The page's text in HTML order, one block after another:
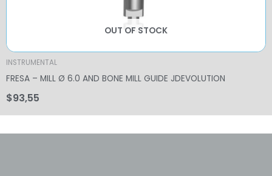
OUT OF STOCK
INSTRUMENTAL
FRESA – MILL Ø 6.0 AND BONE MILL GUIDE JDEVOLUTION
$93,55